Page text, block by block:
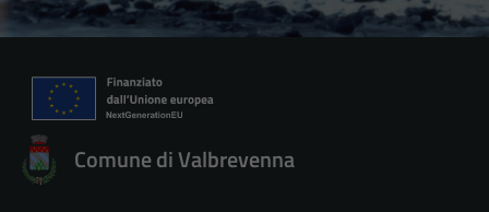
Comune di Valbrevenna